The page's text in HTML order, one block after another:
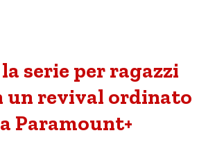
serie per ragazzi
un revival ordinato
Paramount+